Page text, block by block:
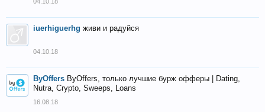
iuerhiguerhg живи и радуйся
04.10.18
ByOffers ByOffers, только лучшие бурж офферы | Dating,
Nutra, Crypto, Sweeps, Loans
16.08.18